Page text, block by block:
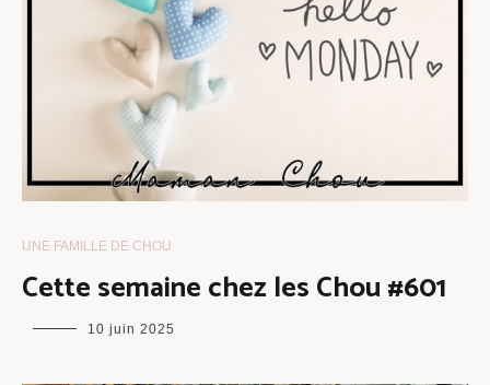
UNE FAMILLE DE CHOU
Cette semaine chez les Chou #601
maman
10 juin 2025